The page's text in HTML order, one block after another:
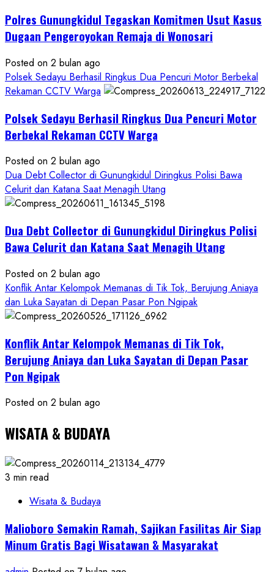
Pelecehan
Seksual:
DIY
Terbitkan
DPO
Asal
Gunungkidul
Polres Gunungkidul Tegaskan Komitmen Usut Kasus
Dugaan Pengeroyokan Remaja di Wonosari
Posted on 2 bulan ago
Polsek Sedayu Berhasil Ringkus Dua Pencuri Motor Berbekal
Rekaman CCTV Warga
Polsek Sedayu Berhasil Ringkus Dua Pencuri Motor
Berbekal Rekaman CCTV Warga
Posted on 2 bulan ago
Dua Debt Collector di Gunungkidul Diringkus Polisi Bawa
Celurit dan Katana Saat Menagih Utang
Dua Debt Collector di Gunungkidul Diringkus Polisi
Bawa Celurit dan Katana Saat Menagih Utang
Posted on 2 bulan ago
Konflik Antar Kelompok Memanas di Tik Tok, Berujung Aniaya
dan Luka Sayatan di Depan Pasar Pon Ngipak
Konflik Antar Kelompok Memanas di Tik Tok,
Berujung Aniaya dan Luka Sayatan di Depan Pasar
Pon Ngipak
Posted on 2 bulan ago
WISATA & BUDAYA
3 min read
Wisata & Budaya
Malioboro Semakin Ramah, Sajikan Fasilitas Air Siap
Minum Gratis Bagi Wisatawan & Masyarakat